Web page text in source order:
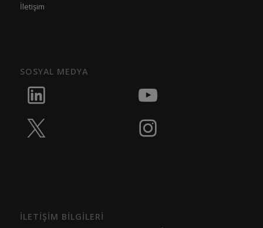
İletişim
SOSYAL MEDYA
İLETİŞİM BİLGİLERİ